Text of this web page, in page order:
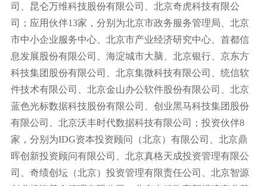
司、昆仑万维科技股份有限公司、北京奇虎科技有限公
司；应用伙伴13家，分别为北京市政务服务管理局、北京
市中小企业服务中心、北京市产业经济研究中心、首都信
息发展股份有限公司、海淀城市大脑、北京银行、京东方
科技集团股份有限公司、北京集微科技有限公司、统信软
件技术有限公司、北京金山办公软件股份有限公司、北京
蓝色光标数据科技股份有限公司、创业黑马科技集团股份
有限公司、北京沃丰时代数据科技有限公司；投资伙伴8
家，分别为IDG资本投资顾问（北京）有限公司、北京鼎
晖创新投资顾问有限公司、北京真格天成投资管理有限公
司、奇绩创坛（北京）投资管理有限责任公司、北京智源